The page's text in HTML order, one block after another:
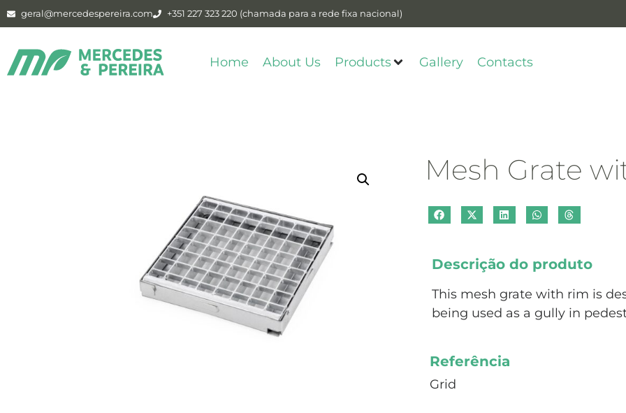
geral@mercedespereira.com +351 227 323 220 (chamada para a rede fixa nacional)
Home About Us Products Gallery Contacts
Mesh Grate
Descrição do produto
This mesh grate with rim is
being used as a gully in
Referência
Grid